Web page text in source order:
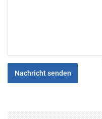
Nachricht senden